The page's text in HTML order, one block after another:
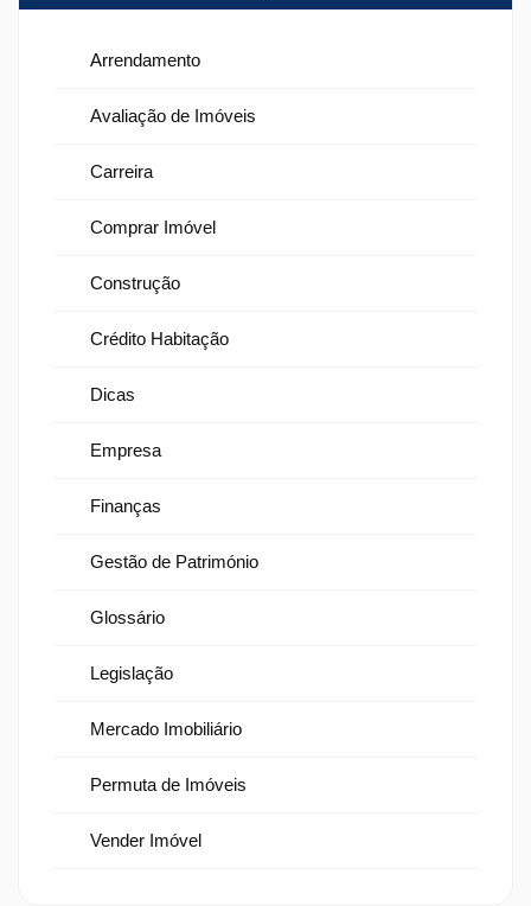
Arrendamento
Avaliação de Imóveis
Carreira
Comprar Imóvel
Construção
Crédito Habitação
Dicas
Empresa
Finanças
Gestão de Património
Glossário
Legislação
Mercado Imobiliário
Permuta de Imóveis
Vender Imóvel